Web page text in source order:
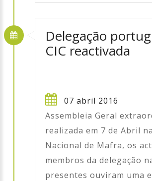
Delegação
CIC reactivada
07 abril 2016
Assembleia Geral
realizada em 7 de Abril
Nacional de Mafra, os
membros da delegação
presentes ouviram uma